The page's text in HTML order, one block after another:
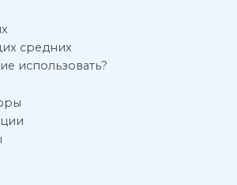
средних
использовать?